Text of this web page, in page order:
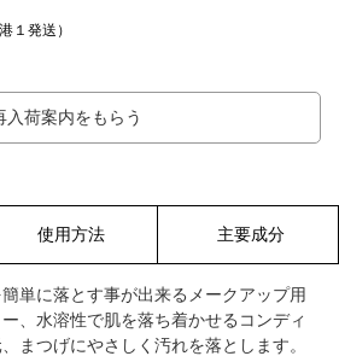
１発送）
入荷案内をもらう
使用方法 主要成分
単に落とす事が出来るメークアップ用
、水溶性で肌を落ち着かせるコンディ
まつげにやさしく汚れを落とします。